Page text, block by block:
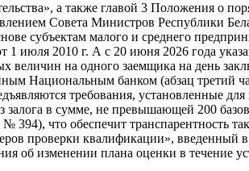
а также главой 3 Положения о
Совета Министров Республики
субъектам малого и среднего
1 июля 2010 г. А с 20 июня 2026 года
на одного заемщика на день
Национальным банком (абзац третий
требования, установленные
залога в сумме, не превышающей 200
394), что обеспечит
проверки квалификации», введенный в
об изменении плана оценки в течение